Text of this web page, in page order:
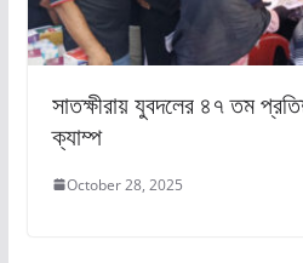
সাতক্ষীরায় যুবদলের ৪৭ তম
ক্যাম্প
October 28, 2025